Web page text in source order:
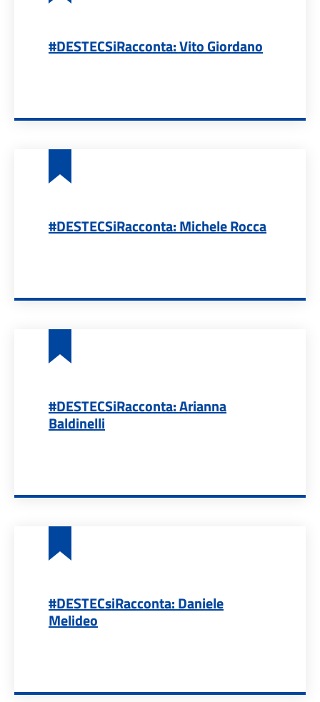
#DESTECSiRacconta: Vito Giordano
#DESTECSiRacconta: Michele Rocca
#DESTECSiRacconta: Arianna
Baldinelli
#DESTECsiRacconta: Daniele
Melideo